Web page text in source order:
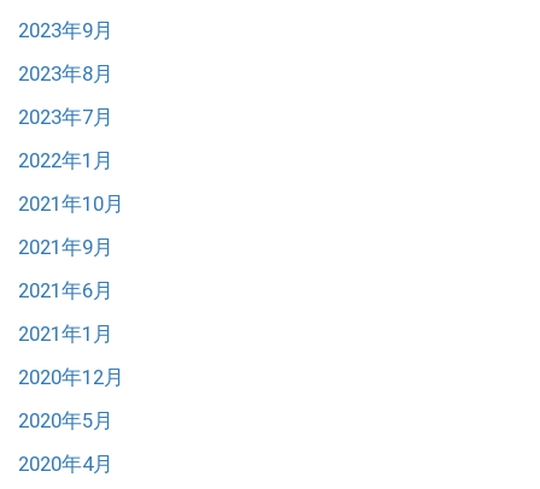
2023年9月
2023年8月
2023年7月
2022年1月
2021年10月
2021年9月
2021年6月
2021年1月
2020年12月
2020年5月
2020年4月